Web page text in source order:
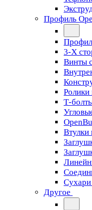
Профиль
3-Х
Винты
Т-
Втулки
Сухари
Другое